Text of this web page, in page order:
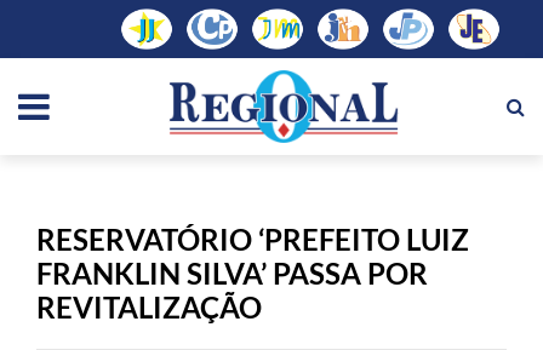
RESERVATÓRIO ‘PREFEITO LUIZ
FRANKLIN SILVA’ PASSA POR
REVITALIZAÇÃO